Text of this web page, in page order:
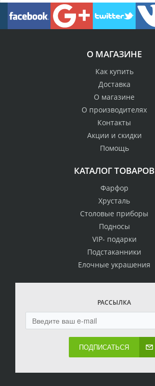
О МАГАЗИНЕ
Как купить
Доставка
О магазине
О производителях
Контакты
Акции и скидки
Помощь
КАТАЛОГ ТОВАРОВ
Фарфор
Хрусталь
Столовые приборы
Подносы
VIP- подарки
Подстаканники
Елочные украшения
РАССЫЛКА
ПОДПИСАТЬСЯ